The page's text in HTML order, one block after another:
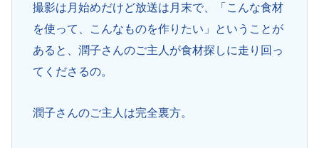
撮影は月始めだけど放送は月末で、「こんな食材
を使って、こんなものを作りたい」ということが
あると、潤子さんのご主人が食材探しに走り回っ
てくださるの。
潤子さんのご主人は完全裏方。